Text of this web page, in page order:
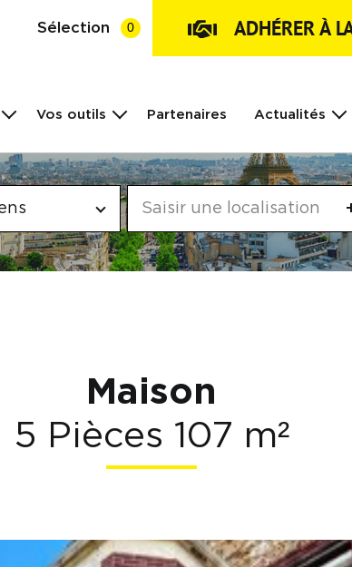
Sélection 0 ADHÉRER À
Vos outils Partenaires Actualités
Maison
5 Pièces 107 m²